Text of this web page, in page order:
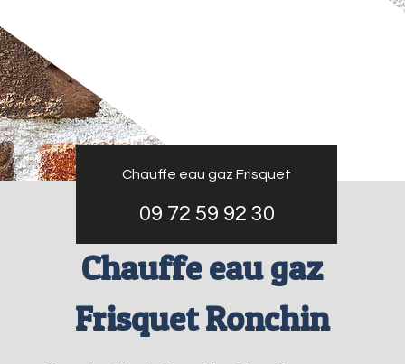
Chauffe eau gaz Frisquet
09 72 59 92 30
Chauffe eau gaz
Frisquet Ronchin